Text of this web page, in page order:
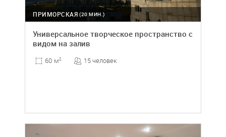
(20 МИН.)
ПРИМОРСКАЯ
Универсальное творческое пространство с
видом на залив
60 м2 15 человек